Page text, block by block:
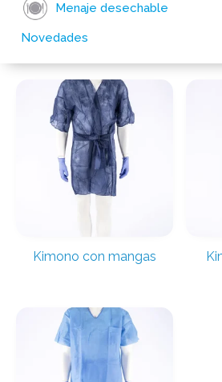
Menaje desechable
Novedades
Kimono con mangas